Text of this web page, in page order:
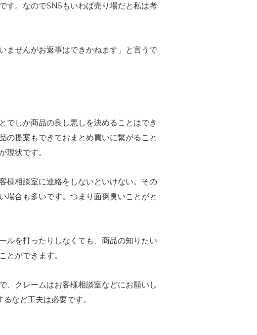
す。なのでSNSもいわば売り場だと私は考
ませんがお返事はできかねます」と言うで
でしか商品の良し悪しを決めることはでき
の提案もできておまとめ買いに繋がること
現状です。
様相談室に連絡をしないといけない。その
場合も多いです。つまり面倒臭いことがと
ルを打ったりしなくても、商品の知りたい
とができます。
、クレームはお客様相談室などにお願いし
など工夫は必要です。